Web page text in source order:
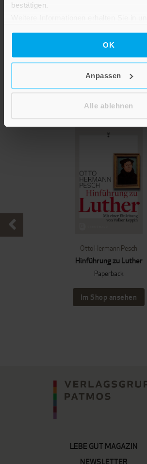
bestätigen.
OK
Anpassen
Alle ablehnen
Im Shop ansehen
Otto Hermann Pesch
Hinführung zu Luther
Paperback
Im Shop ansehen
LEBE GUT MAGAZIN
NEWSLETTER